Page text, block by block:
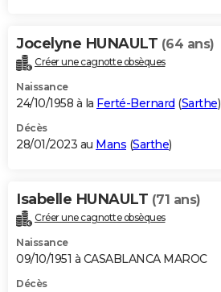
Jocelyne HUNAULT (64 ans)
Créer une cagnotte obsèques
Naissance
24/10/1958 à la Ferté-Bernard (Sarthe)
Décès
28/01/2023 au Mans (Sarthe)
Isabelle HUNAULT (71 ans)
Créer une cagnotte obsèques
Naissance
09/10/1951 à CASABLANCA MAROC
Décès